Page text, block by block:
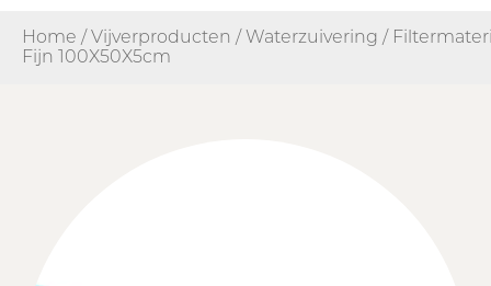
Home / Vijverproducten / Waterzuivering /
Fijn 100X50X5cm